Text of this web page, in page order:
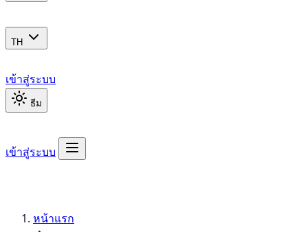
TH
เข้าสู่ระบบ
ธีม
เข้าสู่ระบบ
หน้าแรก